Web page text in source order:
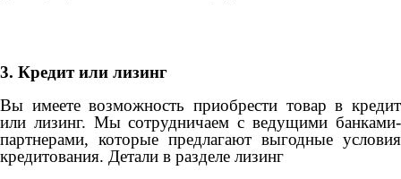
3. Кредит или лизинг
Вы имеете возможность приобрести товар в кредит
или лизинг. Мы сотрудничаем с ведущими банками-
партнерами, которые предлагают выгодные условия
кредитования. Детали в разделе лизинг